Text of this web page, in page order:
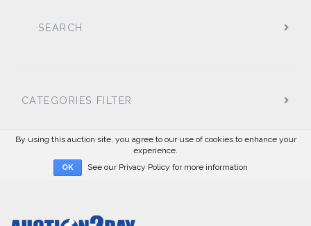
SEARCH
CATEGORIES FILTER
By using this auction site, you agree to our use of cookies to enhance your
experience.
OK See our Privacy Policy for more information